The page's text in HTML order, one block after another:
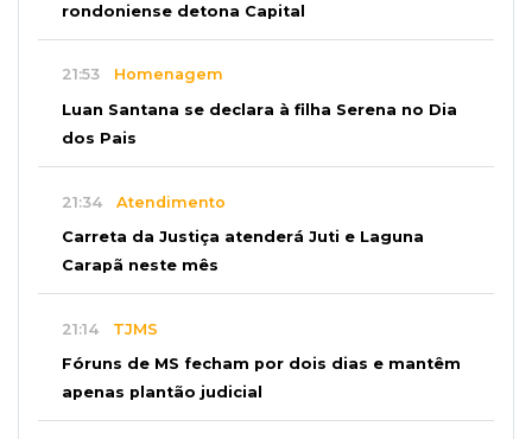
rondoniense detona Capital
21:53 Homenagem
Luan Santana se declara à filha Serena no Dia
dos Pais
21:34 Atendimento
Carreta da Justiça atenderá Juti e Laguna
Carapã neste mês
21:14 TJMS
Fóruns de MS fecham por dois dias e mantêm
apenas plantão judicial